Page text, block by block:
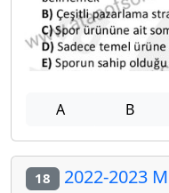
A B
18 2022-2023